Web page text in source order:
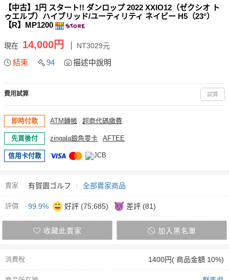
【中古】1円 スタート!! ダンロップ 2022 XXIO12（ゼクシオ ト
ゥエルブ）ハイブリッド/ユーティリティ ネイビー H5（23°）
【R】MP1200
現在 14,000円 NT3029元
結束 94 描述中說明
費用試算 試算
即時付款 ATM轉帳 超商代碼繳費
先買後付 zingala銀角零卡 AFTEE
信用卡付款
賣家 有賀園ゴルフ 全部賣家商品
評價 99.9% 好評 (75,685) 差評 (81)
收藏此賣家 加入黑名單
消費稅 1400円( 商品金額 10%)